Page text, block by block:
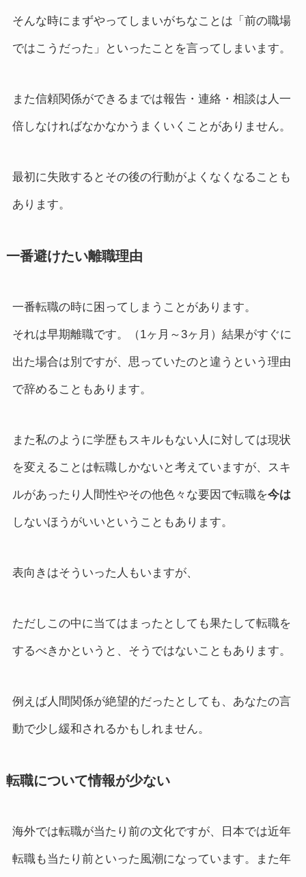
そんな時にまずやってしまいがちなことは「前の職場
ではこうだった」といったことを言ってしまいます。
また信頼関係ができるまでは報告・連絡・相談は人一
倍しなければなかなかうまくいくことがありません。
最初に失敗するとその後の行動がよくなくなることも
あります。
一番避けたい離職理由
一番転職の時に困ってしまうことがあります。
それは早期離職です。（1ヶ月～3ヶ月）結果がすぐに
出た場合は別ですが、思っていたのと違うという理由
で辞めることもあります。
また私のように学歴もスキルもない人に対しては現状
を変えることは転職しかないと考えていますが、スキ
ルがあったり人間性やその他色々な要因で転職を今は
しないほうがいいということもあります。
表向きはそういった人もいますが、
ただしこの中に当てはまったとしても果たして転職を
するべきかというと、そうではないこともあります。
例えば人間関係が絶望的だったとしても、あなたの言
動で少し緩和されるかもしれません。
転職について情報が少ない
海外では転職が当たり前の文化ですが、日本では近年
転職も当たり前といった風潮になっています。また年